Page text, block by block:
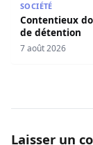
SOCIÉTÉ
Contentieux
de détention
7 août 2026
Laisser un